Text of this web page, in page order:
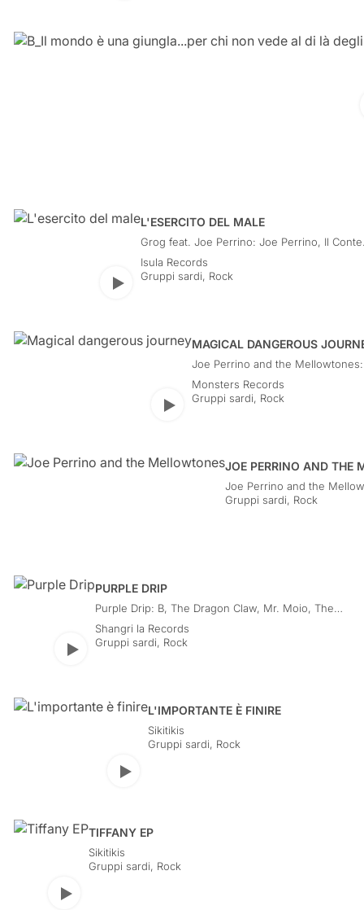
Gentile, Marco Mancini, Gianfranco Liori,
Piga, Valentino Murru, Giuseppe Pionca
Play
L'ESERCITO DEL MALE
Grog feat. Joe Perrino: Joe Perrino, Il Conte
Solinas, Angelo Pingerna, Claudio Sechi,
Solinas, Sick Boy
Isula Records
Gruppi sardi, Rock
Play
MAGICAL DANGEROUS
Joe Perrino and the
Flavio Piga, Fabrizio Rizzu,
Argiolas
Monsters Records
Gruppi sardi, Rock
JOE PERRINO AND THE
Joe Perrino and the
Carlo Camerota, Mario Loi,
Gruppi sardi, Rock
Play
PURPLE DRIP
Purple Drip: B, The Dragon Claw, Mr. Moio, The
Cavemen
Shangri la Records
Gruppi sardi, Rock
Play
L'IMPORTANTE È FINIRE
Sikitikis
Gruppi sardi, Rock
Play
TIFFANY EP
Sikitikis
Gruppi sardi, Rock